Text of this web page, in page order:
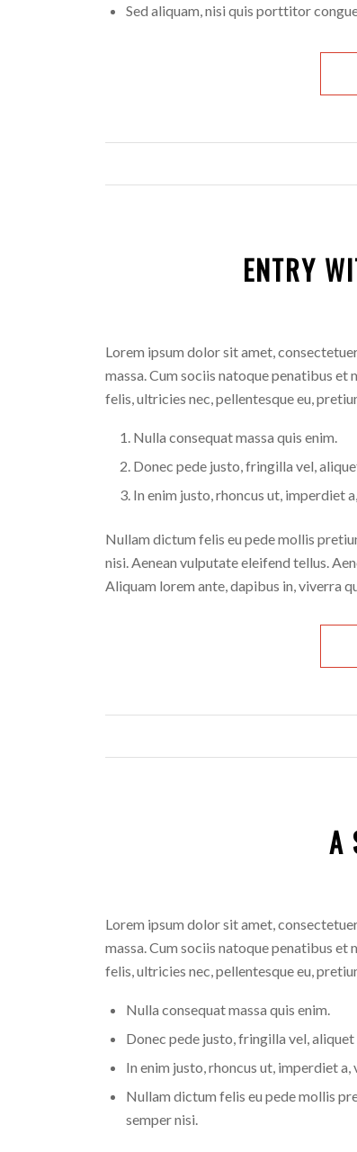
Sed aliquam, nisi quis porttitor
ENTRY
Lorem ipsum dolor sit amet,
massa. Cum sociis natoque penatibus
felis, ultricies nec, pellentesque eu,
Nulla consequat massa quis enim.
Donec pede justo, fringilla vel,
In enim justo, rhoncus ut, imperdiet
Nullam dictum felis eu pede mollis
nisi. Aenean vulputate eleifend tellus.
Aliquam lorem ante, dapibus in, viverra
A
Lorem ipsum dolor sit amet,
massa. Cum sociis natoque penatibus
felis, ultricies nec, pellentesque eu,
Nulla consequat massa quis enim.
Donec pede justo, fringilla vel,
In enim justo, rhoncus ut, imperdiet a,
Nullam dictum felis eu pede mollis
semper nisi.